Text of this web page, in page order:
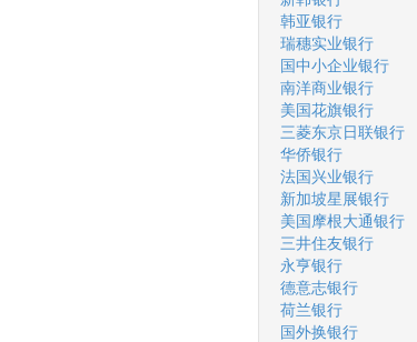
韩亚银行
瑞穗实业银行
国中小企业银行
南洋商业银行
美国花旗银行
三菱东京日联银行
华侨银行
法国兴业银行
新加坡星展银行
美国摩根大通银行
三井住友银行
永亨银行
德意志银行
荷兰银行
国外换银行